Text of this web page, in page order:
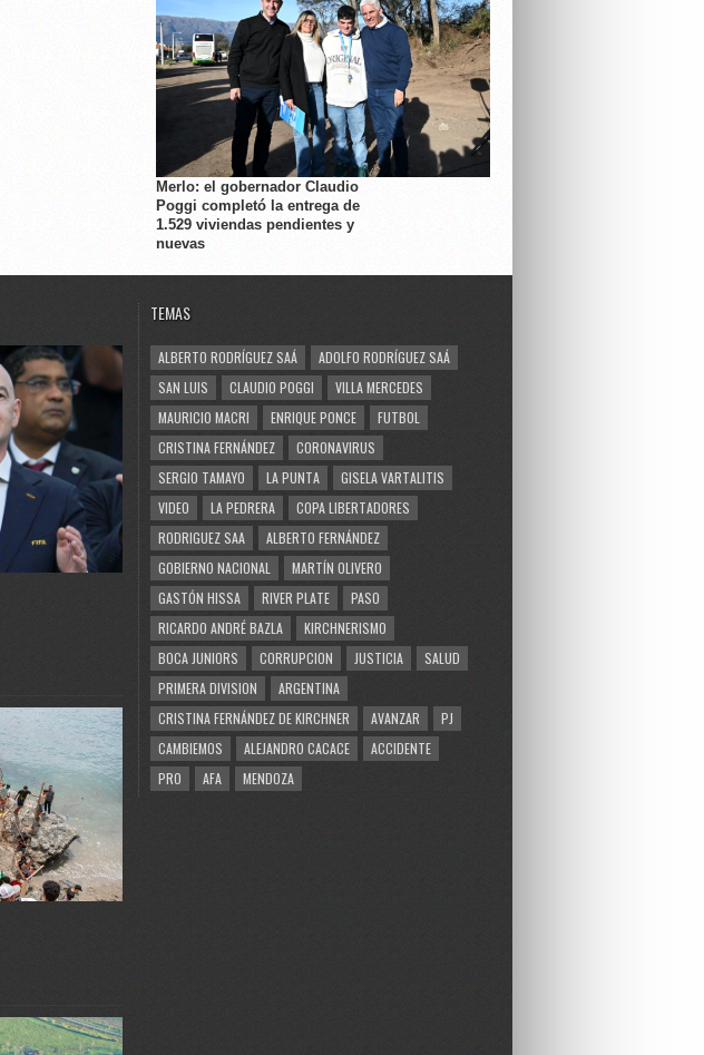
Merlo: el gobernador Claudio
Poggi completó la entrega de
1.529 viviendas pendientes y
nuevas
TEMAS
ALBERTO RODRÍGUEZ SAÁ
ADOLFO RODRÍGUEZ SAÁ
SAN LUIS
CLAUDIO POGGI
VILLA MERCEDES
MAURICIO MACRI
ENRIQUE PONCE
FUTBOL
CRISTINA FERNÁNDEZ
CORONAVIRUS
SERGIO TAMAYO
LA PUNTA
GISELA VARTALITIS
VIDEO
LA PEDRERA
COPA LIBERTADORES
RODRIGUEZ SAA
ALBERTO FERNÁNDEZ
GOBIERNO NACIONAL
MARTÍN OLIVERO
GASTÓN HISSA
RIVER PLATE
PASO
RICARDO ANDRÉ BAZLA
KIRCHNERISMO
BOCA JUNIORS
CORRUPCION JUSTICIA
SALUD
PRIMERA DIVISION
ARGENTINA
CRISTINA FERNÁNDEZ DE KIRCHNER
AVANZAR
PJ
CAMBIEMOS
ALEJANDRO CACACE
ACCIDENTE
PRO
AFA MENDOZA